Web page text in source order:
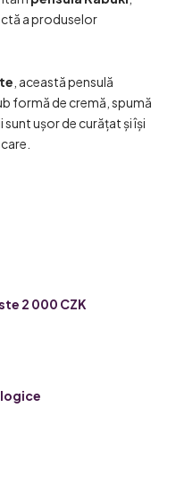
a produselor
, această pensulă
formă de cremă, spumă
ușor de curățat și își
2 000 CZK